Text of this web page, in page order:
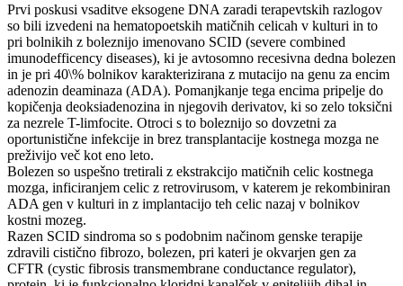
Prvi poskusi vsaditve eksogene DNA zaradi terapevtskih razlogov
so bili izvedeni na hematopoetskih matičnih celicah v kulturi in to
pri bolnikih z boleznijo imenovano SCID (severe combined
imunodefficency diseases), ki je avtosomno recesivna dedna bolezen
in je pri 40\% bolnikov karakterizirana z mutacijo na genu za encim
adenozin deaminaza (ADA). Pomanjkanje tega encima pripelje do
kopičenja deoksiadenozina in njegovih derivatov, ki so zelo toksični
za nezrele T-limfocite. Otroci s to boleznijo so dovzetni za
oportunistične infekcije in brez transplantacije kostnega mozga ne
preživijo več kot eno leto.
Bolezen so uspešno tretirali z ekstrakcijo matičnih celic kostnega
mozga, inficiranjem celic z retrovirusom, v katerem je rekombiniran
ADA gen v kulturi in z implantacijo teh celic nazaj v bolnikov
kostni mozeg.
Razen SCID sindroma so s podobnim načinom genske terapije
zdravili cistično fibrozo, bolezen, pri kateri je okvarjen gen za
CFTR (cystic fibrosis transmembrane conductance regulator),